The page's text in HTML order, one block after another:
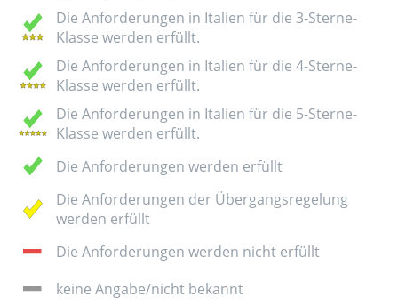
Die Anforderungen in Italien für die 3-Sterne-
Klasse werden erfüllt.
Die Anforderungen in Italien für die 4-Sterne-
Klasse werden erfüllt.
Die Anforderungen in Italien für die 5-Sterne-
Klasse werden erfüllt.
Die Anforderungen werden erfüllt
Die Anforderungen der Übergangsregelung
werden erfüllt
Die Anforderungen werden nicht erfüllt
keine Angabe/nicht bekannt